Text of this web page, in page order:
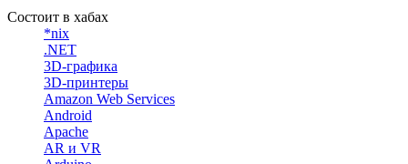
Состоит в хабах
*nix
.NET
3D-графика
3D-принтеры
Amazon Web Services
Android
Apache
AR и VR